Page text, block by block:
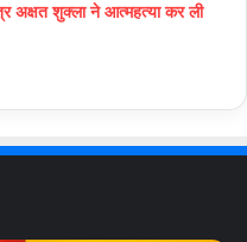
अक्षत शुक्ला ने आत्महत्या कर ली